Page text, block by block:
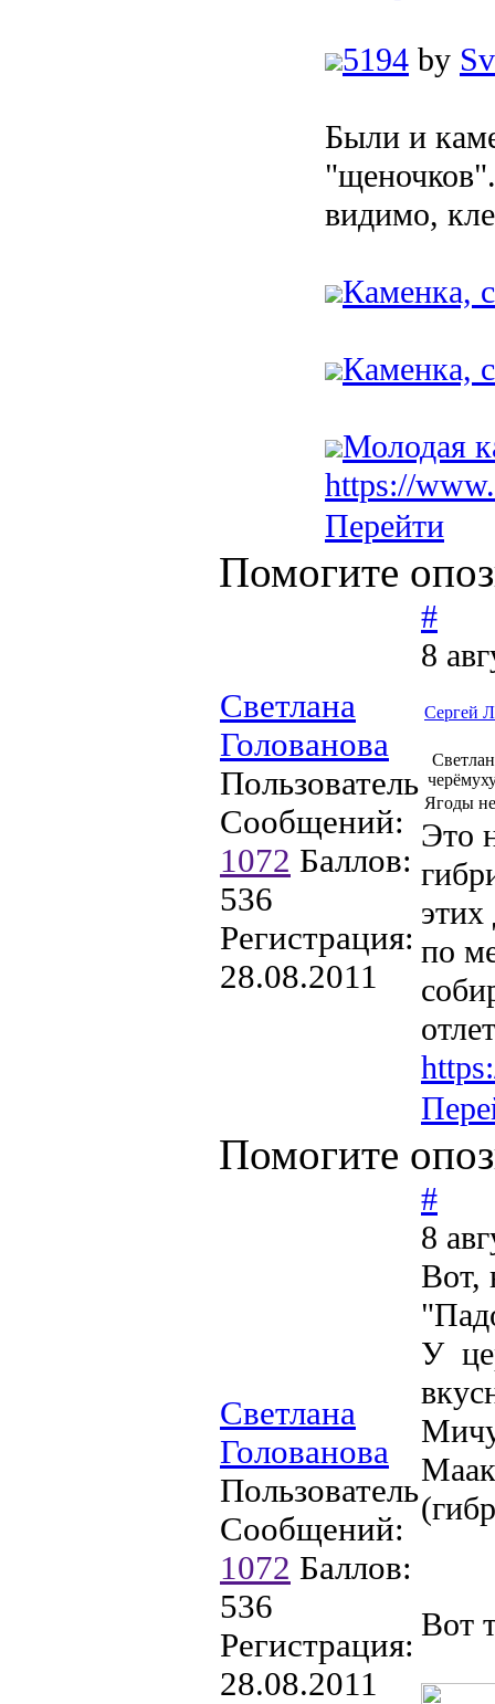
5194 by
Были и
видимо,
Каменка,
Каменка,
Молодая
https://
Перейти
Помогите
Светлана
Голованова
Пользователь
Сообщений:
1072 Баллов:
536
Регистрация:
28.08.2011
#
8
Сергей
Ягоды
Это
по
Помогите
Светлана
Голованова
Пользователь
Сообщений:
1072 Баллов:
536
Регистрация:
28.08.2011
#
8
Вот,
У
Вот